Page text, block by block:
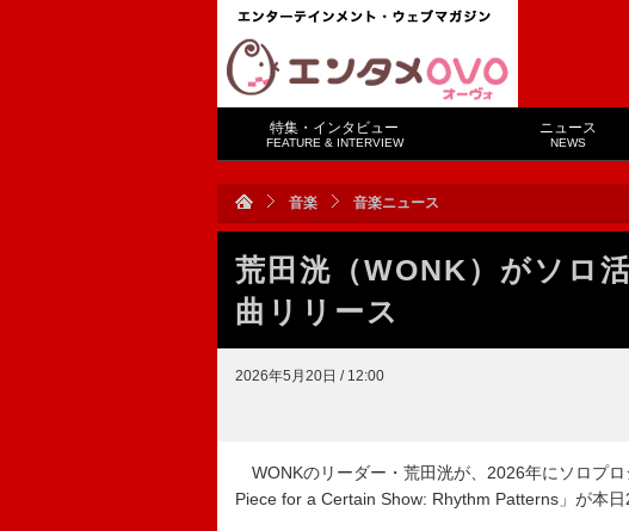
特集・インタビュー
FEATURE & INTERVIEW
ニュース
NEWS
音楽 音楽ニュース
荒田洸（WONK）がソロ
曲リリース
2026年5月20日 / 12:00
WONKのリーダー・荒田洸が、2026年にソロプ
Piece for a Certain Show: Rhythm Patterns」が本日